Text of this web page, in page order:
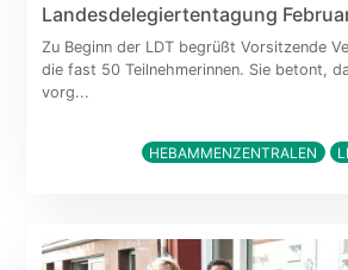
Landesdelegiertentagung
Zu Beginn der LDT begrüßt Vorsitzende
die fast 50 Teilnehmerinnen. Sie betont,
vorg...
HEBAMMENZENTRALEN